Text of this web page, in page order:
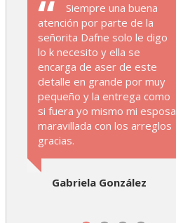
Siempre una buena
atención por parte de la
señorita Dafne solo le digo
lo k necesito y ella se
encarga de aser de este
detalle en grande por muy
pequeño y la entrega como
si fuera yo mismo mi esposa
maravillada con los arreglos
gracias.
Gabriela González